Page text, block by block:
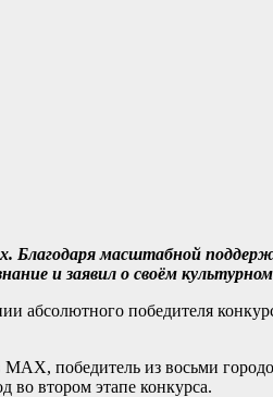
Благодаря масштабной
и заявил о своём
абсолютного победителя
победитель из восьми
во втором этапе конкурса.